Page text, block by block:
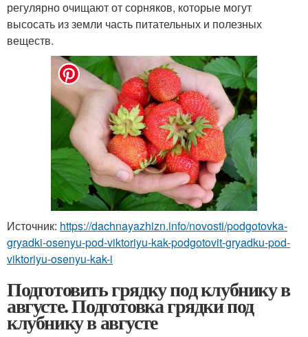
регулярно очищают от сорняков, которые могут
высосать из земли часть питательных и полезных
веществ.
Источник: https://dachnayazhizn.info/novosti/podgotovka-
gryadki-osenyu-pod-viktoriyu-kak-podgotovit-gryadku-pod-
viktoriyu-osenyu-kak-i
Подготовить грядку под клубнику в
августе. Подготовка грядки под
клубнику в августе